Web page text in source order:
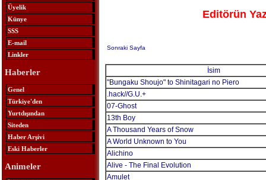
Üyelik
Künye
SSS
E-mail
Linkler
Haberler
Genel
Türkiye'den
Yurtdışından
Siteden
Haber Arşivi
Eski Haberler
Animeler
Editörün
Sonraki Sayfa
İsim
"Bungaku Shoujo" to Shinitagari no Piero
.hack//G.U.+
07-Ghost
13th Boy
A Thousand Years of Snow
A World Unknown to You
Alichino
Alive - The Final Evolution
Amulet